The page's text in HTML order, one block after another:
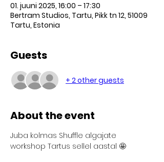
01. juuni 2025, 16:00 – 17:30
Bertram Studios, Tartu, Pikk tn 12, 51009
Tartu, Estonia
Guests
+ 2 other guests
About the event
Juba kolmas Shuffle algajate
workshop Tartus sellel aastal 🤩